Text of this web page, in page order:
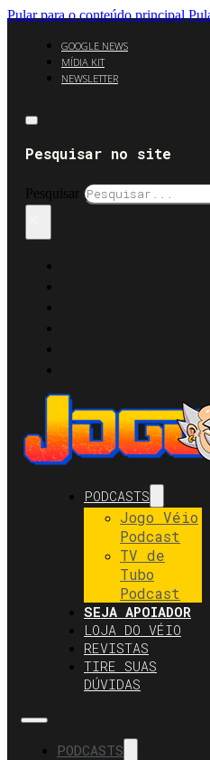
Pular para o conteúdo principal
GOOGLE NEWS
MÍDIA KIT
NEWSLETTER
Pesquisar no site
Pesquisar
PODCASTS
Jogo Véio
Podcast
TV de
Tubo
Podcast
SEJA APOIADOR
LOJA DO VÉIO
REVISTAS
TIRE SUAS
DÚVIDAS
PODCASTS